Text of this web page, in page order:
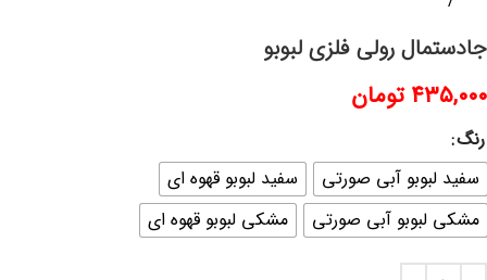
جادستمال رولی فلزی لبوبو
۴۳۵,۰۰۰ تومان
رنگ
سفید لبوبو آبی صورتی
سفید لبوبو قهوه ای
مشکی لبوبو آبی صورتی
مشکی لبوبو قهوه ای